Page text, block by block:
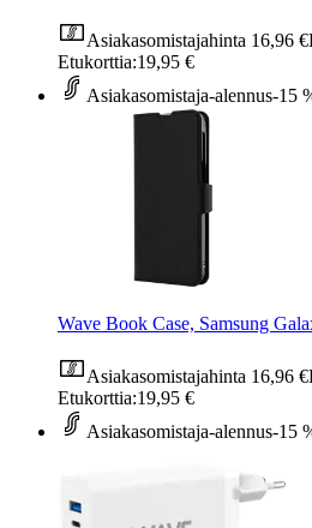
Asiakasomistajahinta 16,96 €
Etukorttia:19,95 €
Asiakasomistaja-alennus-15
Wave Book Case, Samsung
Asiakasomistajahinta 16,96 €
Etukorttia:19,95 €
Asiakasomistaja-alennus-15